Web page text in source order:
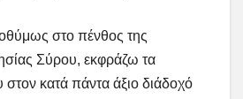
στο πένθος της
Σύρου, εκφράζω τα
κατά πάντα άξιο διάδοχό